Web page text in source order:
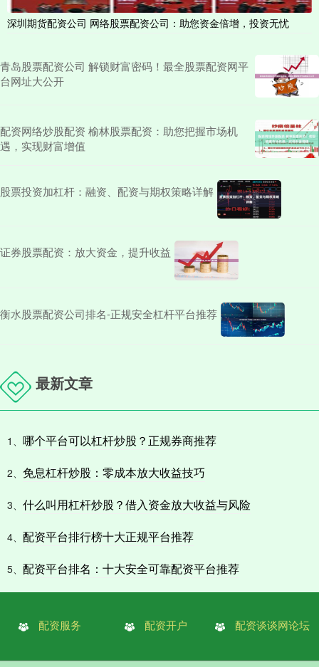
深圳期货配资公司 网络股票配资公司：助您资金倍增，投资无忧
青岛股票配资公司 解锁财富密码！最全股票配资网平
台网址大公开
配资网络炒股配资 榆林股票配资：助您把握市场机
遇，实现财富增值
股票投资加杠杆：融资、配资与期权策略详解
证券股票配资：放大资金，提升收益
衡水股票配资公司排名-正规安全杠杆平台推荐
最新文章
1、 哪个平台可以杠杆炒股？正规券商推荐
2、 免息杠杆炒股：零成本放大收益技巧
3、 什么叫用杠杆炒股？借入资金放大收益与风险
4、 配资平台排行榜十大正规平台推荐
5、 配资平台排名：十大安全可靠配资平台推荐
配资服务 配资开户 配资谈谈网论坛